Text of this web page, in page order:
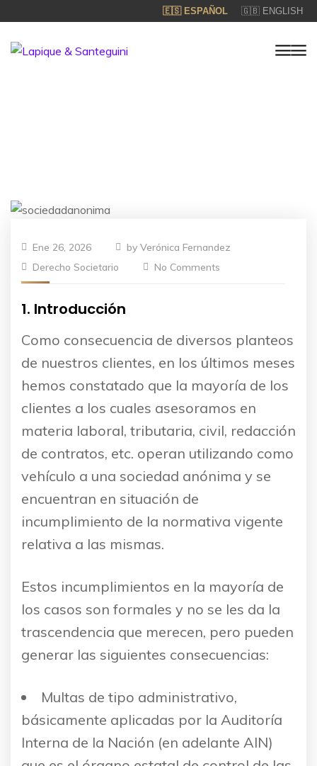
🇪🇸 ESPAÑOL 🇬🇧 ENGLISH
Ene 26, 2026 by Verónica Fernandez
Derecho Societario
No Comments
1. Introducción
Como consecuencia de diversos planteos
de nuestros clientes, en los últimos meses
hemos constatado que la mayoría de los
clientes a los cuales asesoramos en
materia laboral, tributaria, civil, redacción
de contratos, etc. operan utilizando como
vehículo a una sociedad anónima y se
encuentran en situación de
incumplimiento de la normativa vigente
relativa a las mismas.
Estos incumplimientos en la mayoría de
los casos son formales y no se les da la
trascendencia que merecen, pero pueden
generar las siguientes consecuencias:
Multas de tipo administrativo,
básicamente aplicadas por la Auditoría
Interna de la Nación (en adelante AIN)